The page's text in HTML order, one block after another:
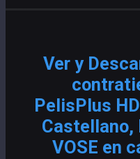
Ver y
PelisPlus
Castellano,
VOSE en